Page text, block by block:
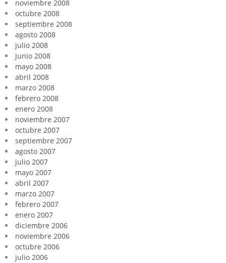
noviembre 2008
octubre 2008
septiembre 2008
agosto 2008
julio 2008
junio 2008
mayo 2008
abril 2008
marzo 2008
febrero 2008
enero 2008
noviembre 2007
octubre 2007
septiembre 2007
agosto 2007
julio 2007
mayo 2007
abril 2007
marzo 2007
febrero 2007
enero 2007
diciembre 2006
noviembre 2006
octubre 2006
julio 2006